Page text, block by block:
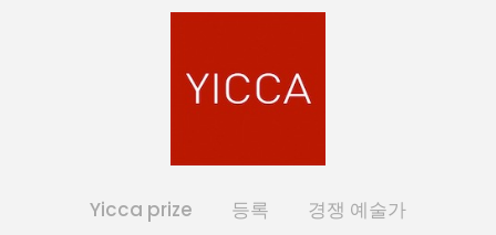
Yicca prize 등록 경쟁 예술가